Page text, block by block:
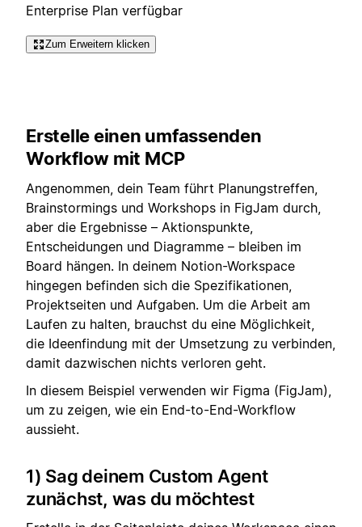
Enterprise Plan verfügbar
Zum Erweitern klicken
Erstelle einen umfassenden
Workflow mit MCP
Angenommen, dein Team führt Planungstreffen,
Brainstormings und Workshops in FigJam durch,
aber die Ergebnisse – Aktionspunkte,
Entscheidungen und Diagramme – bleiben im
Board hängen. In deinem Notion-Workspace
hingegen befinden sich die Spezifikationen,
Projektseiten und Aufgaben. Um die Arbeit am
Laufen zu halten, brauchst du eine Möglichkeit,
die Ideenfindung mit der Umsetzung zu verbinden,
damit dazwischen nichts verloren geht.
In diesem Beispiel verwenden wir Figma (FigJam),
um zu zeigen, wie ein End-to-End-Workflow
aussieht.
1) Sag deinem Custom Agent
zunächst, was du möchtest